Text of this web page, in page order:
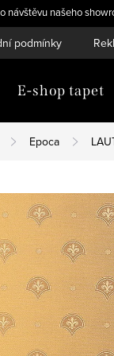
návštěvu našeho
podmínky
E-shop tapet
Epoca